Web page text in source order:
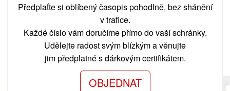
Předplaťte si oblíbený časopis pohodlně, bez shánění
v trafice.
Každé číslo vám doručíme přímo do vaší schránky.
Udělejte radost svým blízkým a věnujte
jim předplatné s dárkovým certifikátem.
OBJEDNAT